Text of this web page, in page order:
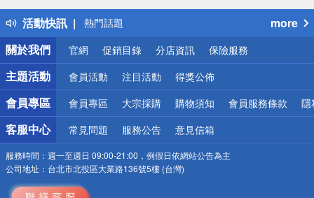
活動快訊
得獎公告
熱門話題
銀行優惠
偏遠地區配送
詐騙網頁！請小心！
more
關於我們
官網 促銷目錄 分店資訊 保險服務
主題活動 會員活動 注目活動 得獎公佈
會員專區 會員專區 大宗採購 購物須知 會員服務條款 隱
客服中心 常見問題 服務公告 意見信箱
服務時間： 週一至週日 09:00-21:00，例假日依網站公告為主
公司地址： 台北市北投區大業路136號5樓 (台灣)